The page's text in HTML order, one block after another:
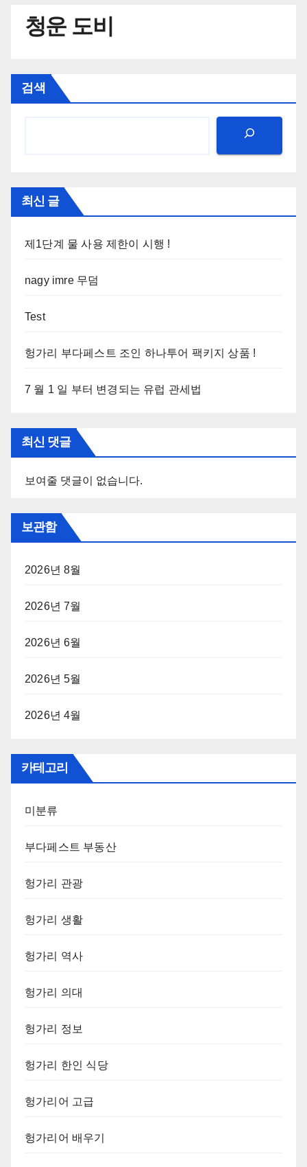
청운 도비
검색
최신 글
제1단계 물 사용 제한이 시행 !
nagy imre 무덤
Test
헝가리 부다페스트 조인 하나투어 팩키지 상품 !
7 월 1 일 부터 변경되는 유럽 관세법
최신 댓글
보여줄 댓글이 없습니다.
보관함
2026년 8월
2026년 7월
2026년 6월
2026년 5월
2026년 4월
카테고리
미분류
부다페스트 부동산
헝가리 관광
헝가리 생활
헝가리 역사
헝가리 의대
헝가리 정보
헝가리 한인 식당
헝가리어 고급
헝가리어 배우기